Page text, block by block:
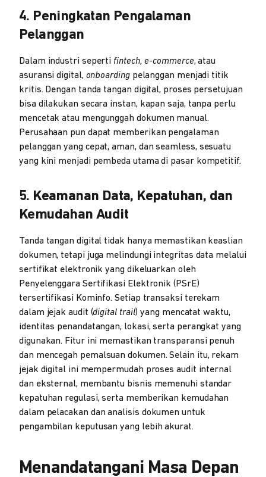
4. Peningkatan Pengalaman
Pelanggan
Dalam industri seperti fintech, e-commerce, atau
asuransi digital, onboardingpelanggan menjadi titik
kritis. Dengan tanda tangan digital, proses persetujuan
bisa dilakukan secara instan, kapan saja, tanpa perlu
mencetak atau mengunggah dokumen manual.
Perusahaan pun dapat memberikan pengalaman
pelanggan yang cepat, aman, dan seamless, sesuatu
yang kini menjadi pembeda utama di pasar kompetitif.
5. Keamanan Data, Kepatuhan, dan
Kemudahan Audit
Tanda tangan digital tidak hanya memastikan keaslian
dokumen, tetapi juga melindungi integritas data melalui
sertifikat elektronik yang dikeluarkan oleh
Penyelenggara Sertifikasi Elektronik (PSrE)
tersertifikasi Kominfo. Setiap transaksi terekam
dalam jejak audit (digital trail) yang mencatat waktu,
identitas penandatangan, lokasi, serta perangkat yang
digunakan. Fitur ini memastikan transparansi penuh
dan mencegah pemalsuan dokumen. Selain itu, rekam
jejak digital ini mempermudah proses audit internal
dan eksternal, membantu bisnis memenuhi standar
kepatuhan regulasi, serta memberikan kemudahan
dalam pelacakan dan analisis dokumen untuk
pengambilan keputusan yang lebih akurat.
Menandatangani Masa Depan